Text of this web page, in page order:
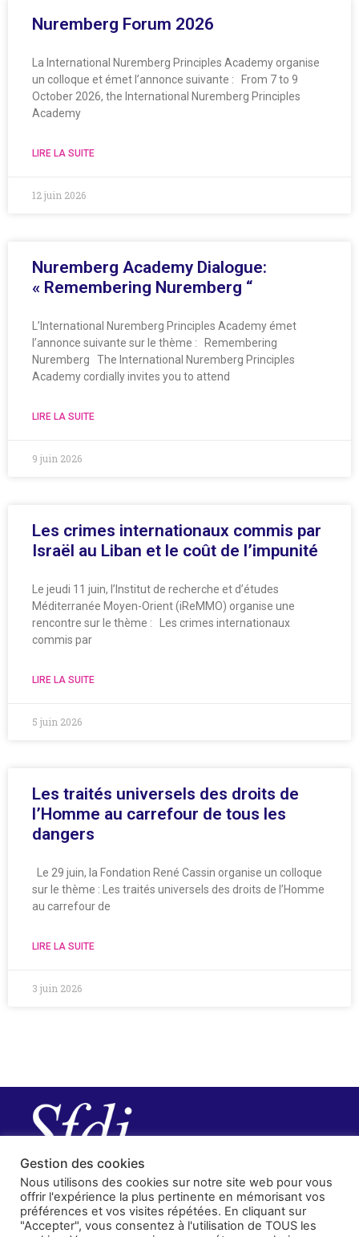
Nuremberg Forum 2026
La International Nuremberg Principles Academy organise
un colloque et émet l’annonce suivante : From 7 to 9
October 2026, the International Nuremberg Principles
Academy
LIRE LA SUITE
12 juin 2026
Nuremberg Academy Dialogue:
« Remembering Nuremberg “
L’International Nuremberg Principles Academy émet
l’annonce suivante sur le thème : Remembering
Nuremberg The International Nuremberg Principles
Academy cordially invites you to attend
LIRE LA SUITE
9 juin 2026
Les crimes internationaux commis par
Israël au Liban et le coût de l’impunité
Le jeudi 11 juin, l’Institut de recherche et d’études
Méditerranée Moyen-Orient (iReMMO) organise une
rencontre sur le thème : Les crimes internationaux
commis par
LIRE LA SUITE
5 juin 2026
Les traités universels des droits de
l’Homme au carrefour de tous les
dangers
Le 29 juin, la Fondation René Cassin organise un colloque
sur le thème : Les traités universels des droits de l’Homme
au carrefour de
LIRE LA SUITE
3 juin 2026
Gestion des cookies
Nous utilisons des cookies sur notre site web pour vous
offrir l'expérience la plus pertinente en mémorisant vos
préférences et vos visites répétées. En cliquant sur
"Accepter", vous consentez à l'utilisation de TOUS les